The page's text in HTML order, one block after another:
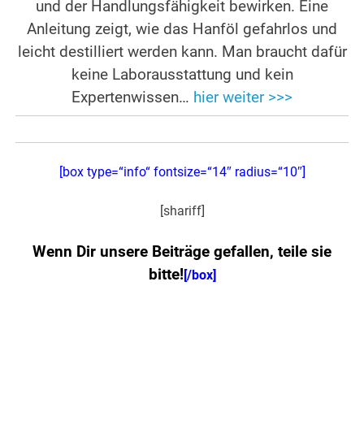
und der Handlungsfähigkeit bewirken. Eine
Anleitung zeigt, wie das Hanföl gefahrlos und
leicht destilliert werden kann. Man braucht dafür
keine Laborausstattung und kein
Expertenwissen… hier weiter >>>
[box type=“info“ fontsize=“14″ radius=“10″]
[shariff]
Wenn Dir unsere Beiträge gefallen, teile sie
bitte! [/box]